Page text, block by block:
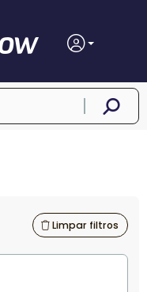
Limpar filtros